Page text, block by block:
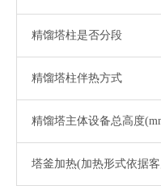
精馏塔柱是否分段
精馏塔柱伴热方式
精馏塔主体设备总高度
塔釜加热(加热形式依据